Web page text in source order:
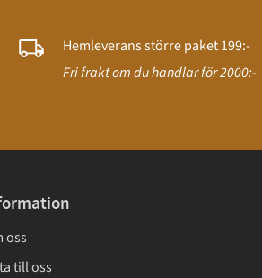
Hemleverans större paket 199:-
Fri frakt om du handlar för 2000:-
oss
till oss